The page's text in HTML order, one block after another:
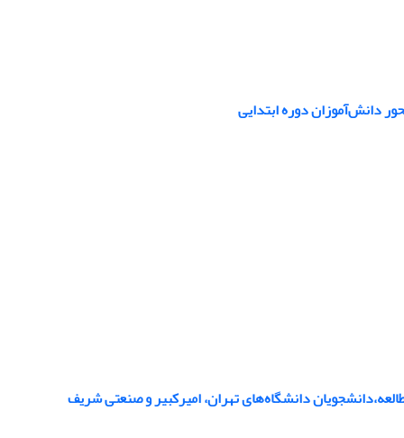
دانشگاه‌های تهران، امیرکبیر و صنعتی شریف